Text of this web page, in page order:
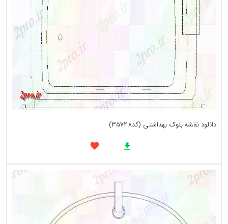
دانلود نقشه بلوک بهداشتی (کد35728)